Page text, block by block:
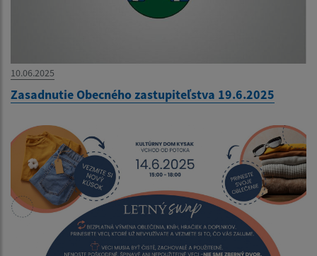
10.06.2025
Zasadnutie Obecného zastupiteľstva 19.6.2025